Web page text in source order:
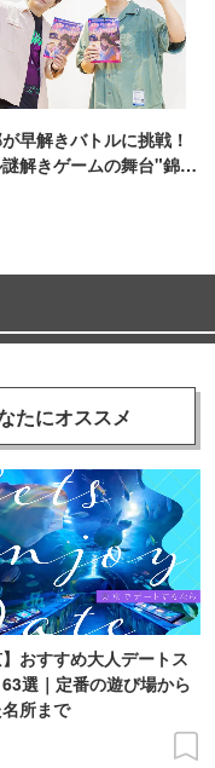
早解きバトルに挑戦！
謎解きゲームの舞台"錦糸
たにオススメ
】おすすめ大人デートス
選｜定番の遊び場から
所まで